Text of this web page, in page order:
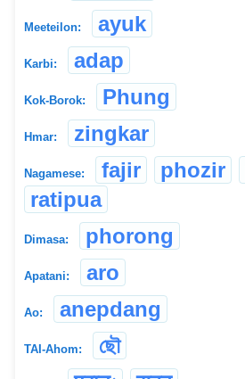
Meeteilon: ayuk
Karbi: adap
Kok-Borok: Phung
Hmar: zingkar
Nagamese: fajir phozir
ratipua
Dimasa: phorong
Apatani: aro
Ao: anepdang
TAI-Ahom: ছৌ